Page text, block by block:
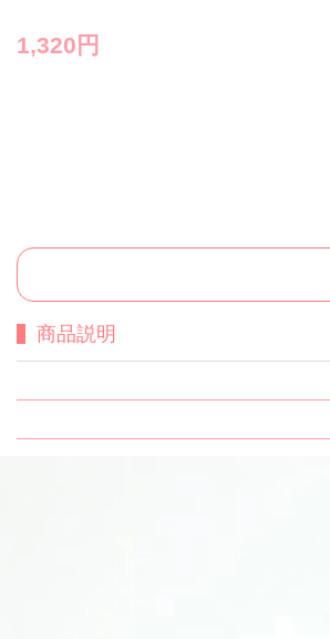
1,320円
商品説明